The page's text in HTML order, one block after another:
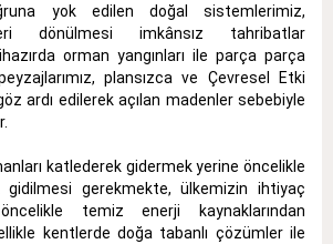
yok edilen doğal sistemlerimiz,
dönülmesi imkânsız tahribatlar
orman yangınları ile parça parça
plansızca ve Çevresel Etki
ardı edilerek açılan madenler sebebiyle
katlederek gidermek yerine öncelikle
gerekmekte, ülkemizin ihtiyaç
temiz enerji kaynaklarından
kentlerde doğa tabanlı çözümler ile